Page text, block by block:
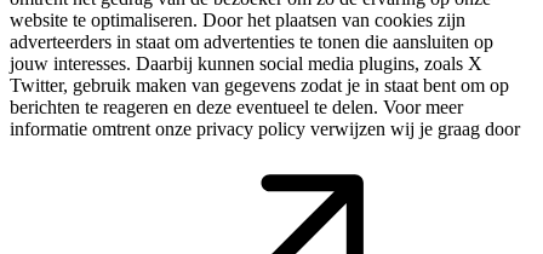
website te optimaliseren. Door het plaatsen van cookies zijn
adverteerders in staat om advertenties te tonen die aansluiten op
jouw interesses. Daarbij kunnen social media plugins, zoals X
Twitter, gebruik maken van gegevens zodat je in staat bent om op
berichten te reageren en deze eventueel te delen. Voor meer
informatie omtrent onze privacy policy verwijzen wij je graag door